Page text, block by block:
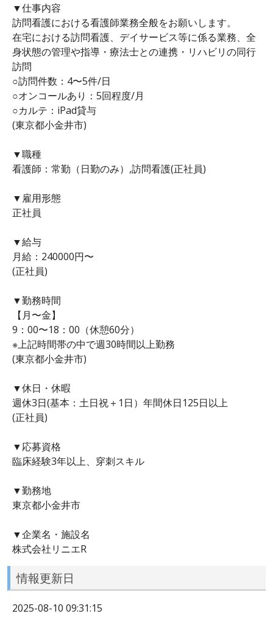
▼仕事内容
訪問看護における看護師業務全般をお願いします。
在宅における訪問看護、デイサービス等に係る業務、全
身状態の管理や指導・療法士との連携・リハビリの同行
訪問
○訪問件数：4〜5件/日
○オンコールあり：5回程度/月
○カルテ：iPad貸与
(東京都小金井市)
▼職種
看護師：常勤（日勤のみ）,訪問看護(正社員)
▼雇用形態
正社員
▼給与
月給：240000円〜
(正社員)
▼勤務時間
【月〜金】
9：00〜18：00（休憩60分）
※上記時間帯の中で週30時間以上勤務
(東京都小金井市)
▼休日・休暇
週休3日(基本：土日祝＋1日）年間休日125日以上
(正社員)
▼応募資格
臨床経験3年以上、穿刺スキル
▼勤務地
東京都小金井市
▼企業名・施設名
株式会社リニエR
情報更新日
2025-08-10 09:31:15